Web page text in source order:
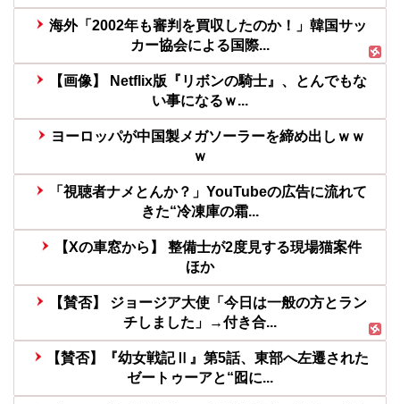
海外「2002年も審判を買収したのか！」韓国サッ
カー協会による国際...
【画像】 Netflix版『リボンの騎士』、とんでもな
い事になるｗ...
ヨーロッパが中国製メガソーラーを締め出しｗｗ
ｗ
「視聴者ナメとんか？」YouTubeの広告に流れて
きた“冷凍庫の霜...
【Xの車窓から】 整備士が2度見する現場猫案件
ほか
【賛否】 ジョージア大使「今日は一般の方とラン
チしました」→付き合...
【賛否】『幼女戦記Ⅱ』第5話、東部へ左遷された
ゼートゥーアと“囮に...